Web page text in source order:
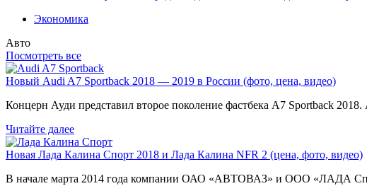
Экономика
Авто
Посмотреть все
Новый Audi A7 Sportback 2018 — 2019 в России (фото, цена, видео)
Концерн Ауди представил второе поколение фастбека A7 Sportback
Читайте далее
Новая Лада Калина Спорт 2018 и Лада Калина NFR 2 (цена, фото, видео)
В начале марта 2014 года компании ОАО «АВТОВАЗ» и ООО «ЛАДА